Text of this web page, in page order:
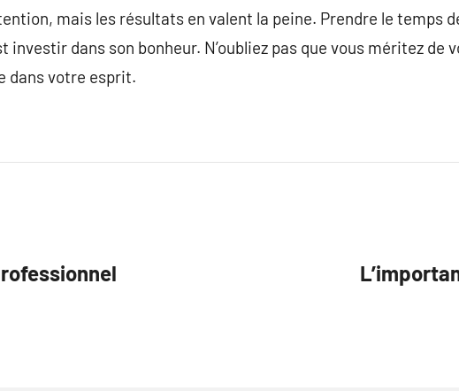
mais les résultats en valent la peine. Prendre le temps
investir dans son bonheur. N’oubliez pas que vous méritez de
dans votre esprit.